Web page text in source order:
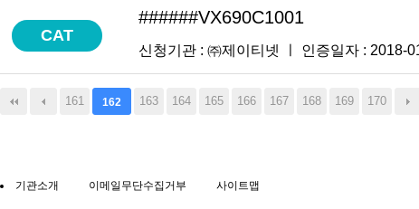
CAT
######VX690C1001
신청기관 : ㈜제이티넷 ㅣ 인증일자 : 2018-
161 162 163 164 165 166 167 168 169 170
기관소개 이메일무단수집거부 사이트맵